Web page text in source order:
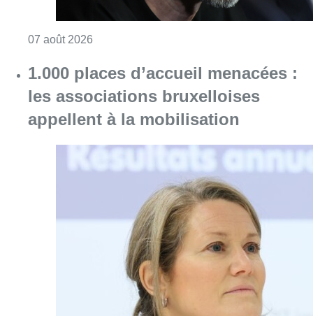
Consulter l'article "1.000 places d’accueil
Berchem-Sainte-Agathe: le trafic de
la ligne 9 a repris après le
déraillement d’un tram